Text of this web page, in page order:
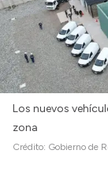
Los nuevos
zona
Crédito: Gobierno de